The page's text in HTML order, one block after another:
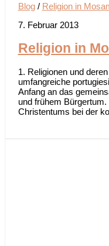
Blog/ Religion in
7. Februar 2013
Religion in
1. Religionen und
umfangreiche
Anfang an das
und frühem
Christentums bei der